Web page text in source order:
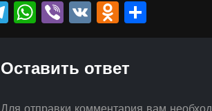
Telegram
WhatsApp
Viber
VK
Оставить ответ